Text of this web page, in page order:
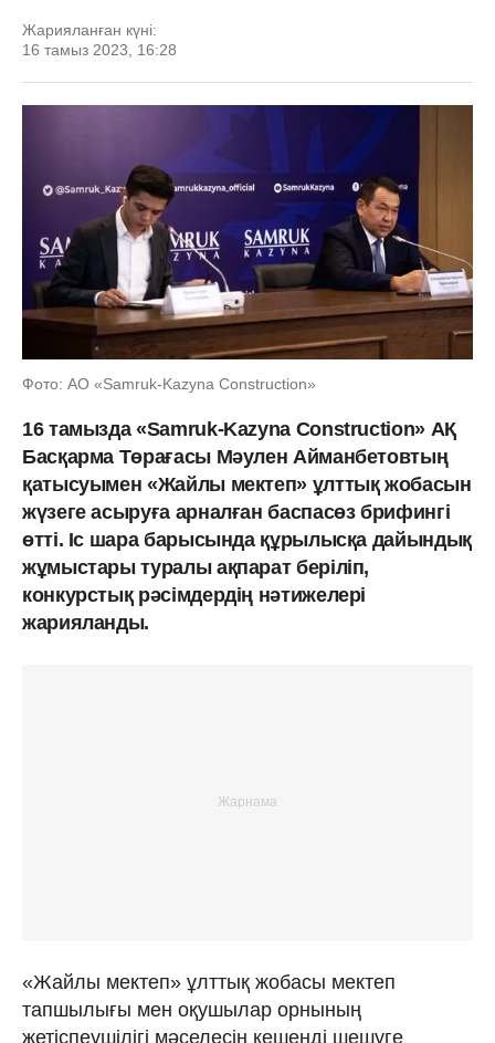
Жарияланған күні:
16 тамыз 2023, 16:28
Фото: АО «Samruk-Kazyna Construction»
16 тамызда «Samruk-Kazyna Construction» АҚ
Басқарма Төрағасы Мәулен Айманбетовтың
қатысуымен «Жайлы мектеп» ұлттық жобасын
жүзеге асыруға арналған баспасөз брифингі
өтті. Іс шара барысында құрылысқа дайындық
жұмыстары туралы ақпарат беріліп,
конкурстық рәсімдердің нәтижелері
жарияланды.
«Жайлы мектеп» ұлттық жобасы мектеп
тапшылығы мен оқушылар орнының
жетіспеушілігі мәселесін кешенді шешуге